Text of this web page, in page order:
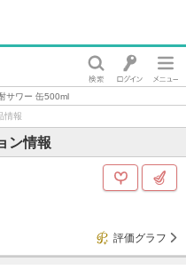
サワー 缶500ml
情報
ン情報
評価グラフ